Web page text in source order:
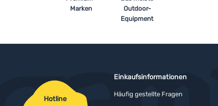
Marken
Outdoor-
Equipment
Einkaufsinformationen
Häufig gestellte Fragen
Hotline